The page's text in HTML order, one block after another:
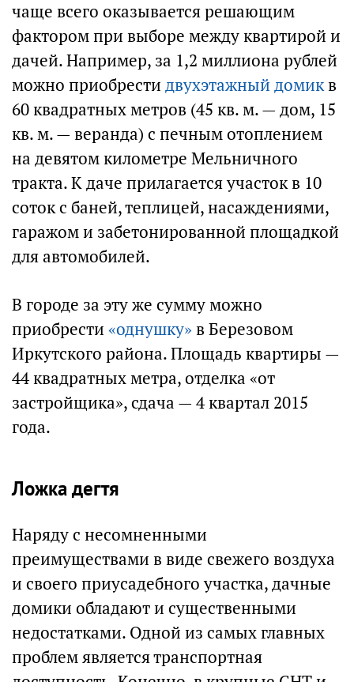
чаще всего оказывается решающим
фактором при выборе между квартирой и
дачей. Например, за 1,2 миллиона рублей
можно приобрести двухэтажный домикв
60 квадратных метров (45 кв. м. — дом, 15
кв. м. — веранда) с печным отоплением
на девятом километре Мельничного
тракта. К даче прилагается участок в 10
соток с баней, теплицей, насаждениями,
гаражом и забетонированной площадкой
для автомобилей.
В городе за эту же сумму можно
приобрести «однушку»в Березовом
Иркутского района. Площадь квартиры —
44 квадратных метра, отделка «от
застройщика», сдача — 4 квартал 2015
года.
Ложка дегтя
Наряду с несомненными
преимуществами в виде свежего воздуха
и своего приусадебного участка, дачные
домики обладают и существенными
недостатками. Одной из самых главных
проблем является транспортная